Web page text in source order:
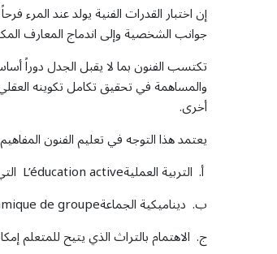
إن اختبار القدرات الفنية يولد عند المرء
جوانب الشخصية وإلى اندماج المعارف
تكتسب الفنون بما لا يقبل الجدل دوراً
والمساهمة في تحقيق تكامل تكوينه
أخرى.
يعتمد هذا التوجه في تعليم الفنون المفاهيم
أ. التربية العمليةL’éducation active التي توفر للمتعلّم فرصاً وافية للابتكار والإنتاج.
ب. ديناميكية الجماعةDynamique de groupe التي تسوغ للمتعلم أن يؤثر وأن يتأثر في إطار نشاط فني جماعي.
ج. الاهتمام بالتراث الذي يتيح للمتعلم